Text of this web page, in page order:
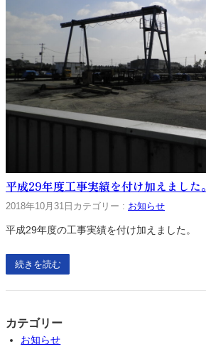
平成29年度工事実績を付け加えました。
2018年10月31日 カテゴリー : お知らせ
平成29年度の工事実績を付け加えました。
続きを読む
カテゴリー
お知らせ